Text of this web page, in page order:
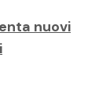
nuovi